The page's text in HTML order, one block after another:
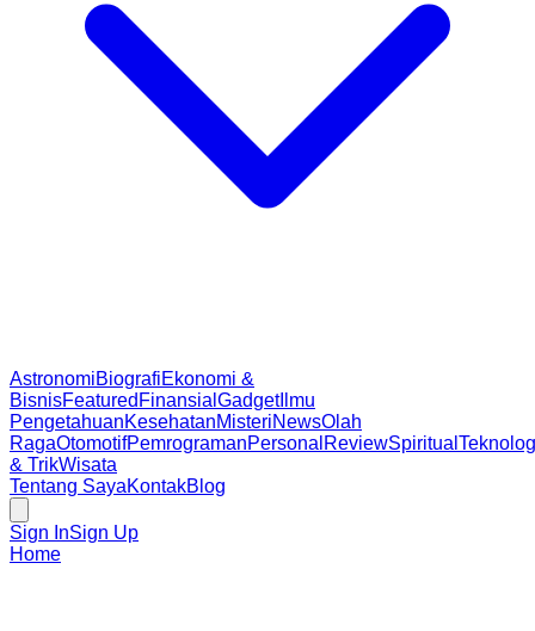
AstronomiBiografiEkonomi &
BisnisFeatured Finansial GadgetIlmu
PengetahuanKesehatanMisteriNewsOlah
RagaOtomotifPemrogramanPersonal ReviewSpiritual
& TrikWisata
Tentang SayaKontakBlog
Sign InSign Up
Home